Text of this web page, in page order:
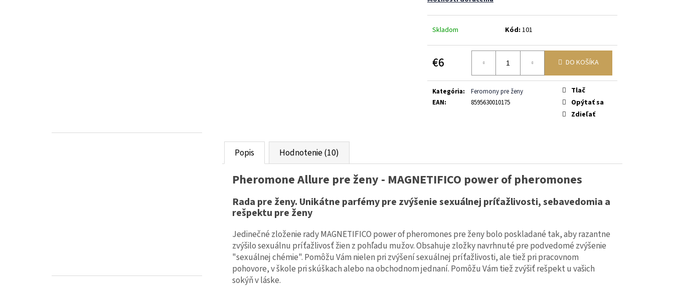
Skladom Kód: 101
€6
cena:
DO KOŠÍKA
Kategória:
Feromony pre ženy
EAN: 8595630010175
Tlač
Opýtať sa
Zdieľať
Popis Hodnotenie (10)
Pheromone Allure pre ženy - MAGNETIFICO power of pheromones
Rada pre ženy. Unikátne parfémy pre zvýšenie sexuálnej príťažlivosti, sebavedomia a
rešpektu pre ženy
Jedinečné zloženie rady MAGNETIFICO power of pheromones pre ženy bolo poskladané tak, aby razantne
zvýšilo sexuálnu príťažlivosť žien z pohľadu mužov. Obsahuje zložky navrhnuté pre podvedomé zvýšenie
"sexuálnej chémie". Pomôžu Vám nielen pri zvýšení sexuálnej príťažlivosti, ale tiež pri pracovnom
pohovore, v škole pri skúškach alebo na obchodnom jednaní. Pomôžu Vám tiež zvýšiť rešpekt u vašich
sokýň v láske.